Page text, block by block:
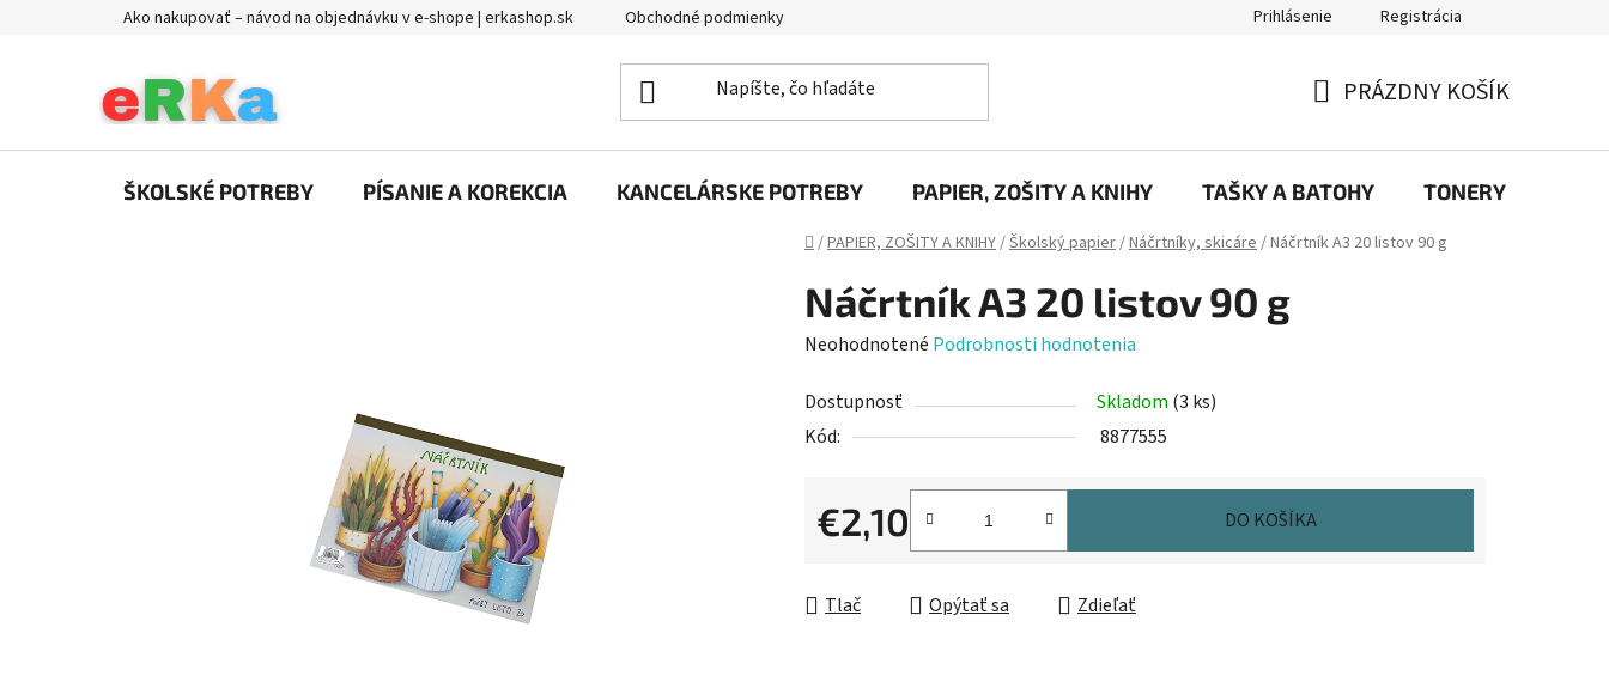
Ako nakupovať – návod na objednávku v e-shope | erkashop.sk Obchodné podmienky Prečo eRKa papiernictvo – kvalita, výber a spokojnosť |
Prihlásenie Registrácia
KOŠÍK
PRÁZDNY KOŠÍK
ŠKOLSKÉ POTREBY PÍSANIE A KOREKCIA KANCELÁRSKE POTREBY PAPIER, ZOŠITY A KNIHY TAŠKY A BATOHY TONERY
Domov
/PAPIER, ZOŠITY A KNIHY/Školský papier/Náčrtníky, skicáre/Náčrtník A3 20 listov 90 g
Náčrtník A3 20 listov 90 g
Priemerné
produktu
je
Neohodnotené Podrobnosti hodnotenia
Dostupnosť Skladom (3 ks)
Kód:
8877555
€2,10
Jednotková cena:
DO KOŠÍKA
Tlač Opýtať sa Zdieľať